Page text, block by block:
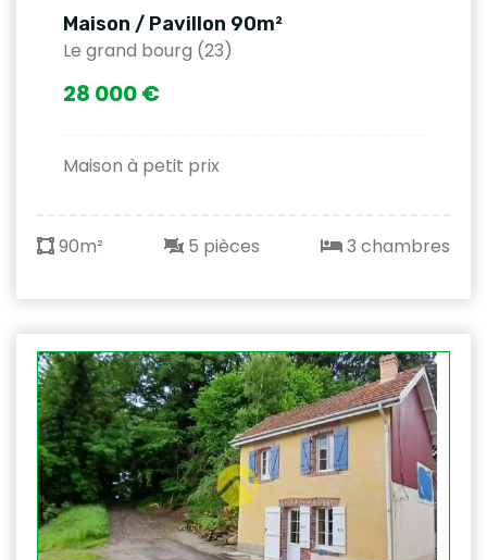
Maison / Pavillon 90m²
Le grand bourg (23)
28 000 €
Maison à petit prix
90m² 5 pièces 3 chambres